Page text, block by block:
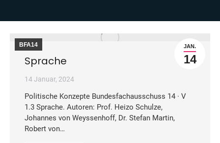
JAN.
14
BFA14
Sprache
14 Januar, 2024
Politische Konzepte Bundesfachausschuss 14 · V
1.3 Sprache. Autoren: Prof. Heizo Schulze,
Johannes von Weyssenhoff, Dr. Stefan Martin,
Robert von…